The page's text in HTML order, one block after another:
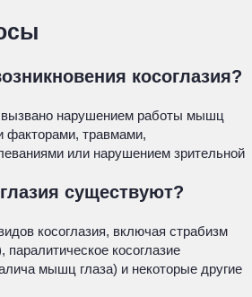
косоглазия?
вызвано нарушением работы мышц
факторами, травмами,
или нарушением зрительной
существуют?
косоглазия, включая страбизм
паралитическое косоглазие
мышц глаза) и некоторые другие